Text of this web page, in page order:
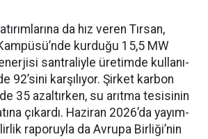
da hız veren Tırsan,
kurduğu 15,5 MW
santraliyle üretimde kullanı­
92’sini karşı­lıyor. Şirket karbon
35 azaltırken, su arıtma tesisinin
çıkardı. Haziran 2026’da yayım­
raporuyla da Avrupa Birliği’nin